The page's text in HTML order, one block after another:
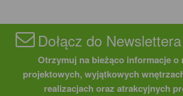
Dołącz do
Otrzymuj na bieżąco informacje o
projektowych, wyjątkowych
realizacjach oraz atrakcyjnych